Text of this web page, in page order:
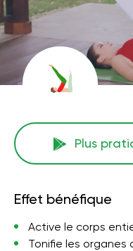
Plus
Effet bénéfique
Active le corps
Tonifie les organes